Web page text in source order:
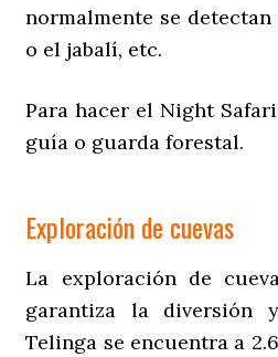
normalmente se
o el jabalí, etc.
Para hacer el Night
guía o guarda forestal.
Exploración de cuevas
La exploración de
garantiza la diversión
Telinga se encuentra a